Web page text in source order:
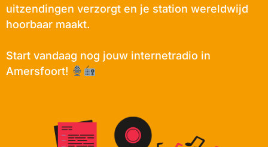
uitzendingen verzorgt en je station wereldwijd
hoorbaar maakt.
Start vandaag nog jouw internetradio in
Amersfoort!